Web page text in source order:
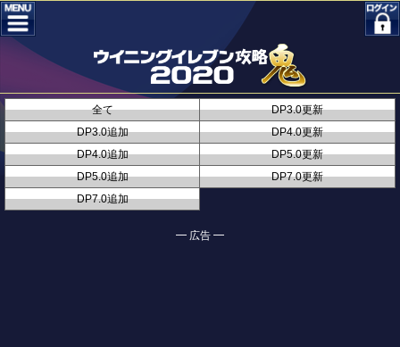
全て
DP3.0更新
DP3.0追加
DP4.0更新
DP4.0追加
DP5.0更新
DP5.0追加
DP7.0更新
DP7.0追加
━ 広告 ━